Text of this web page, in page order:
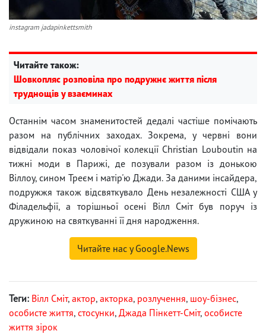
instagram jadapinkettsmith
Читайте також:
Шовкопляс розповіла про подружнє життя після
труднощів у взаєминах
Останнім часом знаменитостей дедалі частіше помічають
разом на публічних заходах. Зокрема, у червні вони
відвідали показ чоловічої колекції Christian Louboutin на
тижні моди в Парижі, де позували разом із донькою
Віллоу, сином Треєм і матір'ю Джади. За даними інсайдера,
подружжя також відсвяткувало День незалежності США у
Філадельфії, а торішньої осені Вілл Сміт був поруч із
дружиною на святкуванні її дня народження.
Читайте нас у Google.News
Теги: Вілл Сміт, актор, акторка, розлучення, шоу-бізнес,
особисте життя, стосунки, Джада Пінкетт-Сміт, особисте
життя зірок